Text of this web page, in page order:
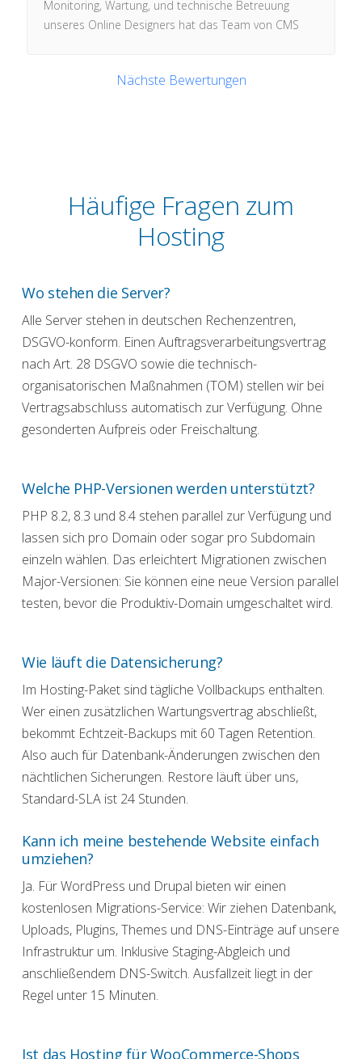
Monitoring, Wartung, und technische Betreuung
unseres Online Designers hat das Team von CMS
Fragen super schnell - Sogar am Wochenende-
Nächste Bewertungen
Häufige Fragen zum
Hosting
Wo stehen die Server?
Alle Server stehen in deutschen Rechenzentren,
DSGVO-konform. Einen Auftragsverarbeitungsvertrag
nach Art. 28 DSGVO sowie die technisch-
organisatorischen Maßnahmen (TOM) stellen wir bei
Vertragsabschluss automatisch zur Verfügung. Ohne
gesonderten Aufpreis oder Freischaltung.
Welche PHP-Versionen werden unterstützt?
PHP 8.2, 8.3 und 8.4 stehen parallel zur Verfügung und
lassen sich pro Domain oder sogar pro Subdomain
einzeln wählen. Das erleichtert Migrationen zwischen
Major-Versionen: Sie können eine neue Version parallel
testen, bevor die Produktiv-Domain umgeschaltet wird.
Wie läuft die Datensicherung?
Im Hosting-Paket sind tägliche Vollbackups enthalten.
Wer einen zusätzlichen Wartungsvertrag abschließt,
bekommt Echtzeit-Backups mit 60 Tagen Retention.
Also auch für Datenbank-Änderungen zwischen den
nächtlichen Sicherungen. Restore läuft über uns,
Standard-SLA ist 24 Stunden.
Kann ich meine bestehende Website einfach
umziehen?
Ja. Für WordPress und Drupal bieten wir einen
kostenlosen Migrations-Service: Wir ziehen Datenbank,
Uploads, Plugins, Themes und DNS-Einträge auf unsere
Infrastruktur um. Inklusive Staging-Abgleich und
anschließendem DNS-Switch. Ausfallzeit liegt in der
Regel unter 15 Minuten.
Ist das Hosting für WooCommerce-Shops